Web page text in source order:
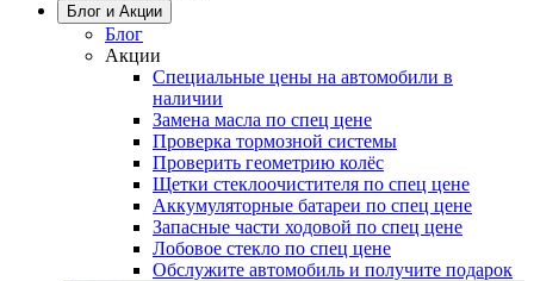
Блог и Акции
Блог
Акции
Специальные цены на автомобили в
наличии
Замена масла по спец цене
Проверка тормозной системы
Проверить геометрию колёс
Щетки стеклоочистителя по спец цене
Аккумуляторные батареи по спец цене
Запасные части ходовой по спец цене
Лобовое стекло по спец цене
Обслужите автомобиль и получите подарок